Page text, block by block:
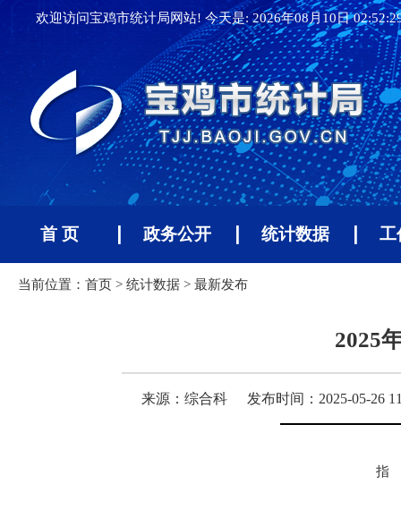
欢迎访问宝鸡市统计局网站! 今天是:2026年08月10日
首 页 政务公开 统计数据 工
当前位置： 首页 > 统计数据 > 最新发布
2025
来源：综合科 发布时间：2025-05-26
指